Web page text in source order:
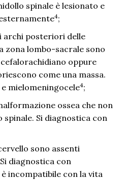
spinale è lesionato e
4;
archi posteriori delle
zona lombo-sacrale sono
oppure
come una massa.
mielomeningocele4;
ossea che non
Si diagnostica con
sono assenti
diagnostica con
è incompatibile con la vita